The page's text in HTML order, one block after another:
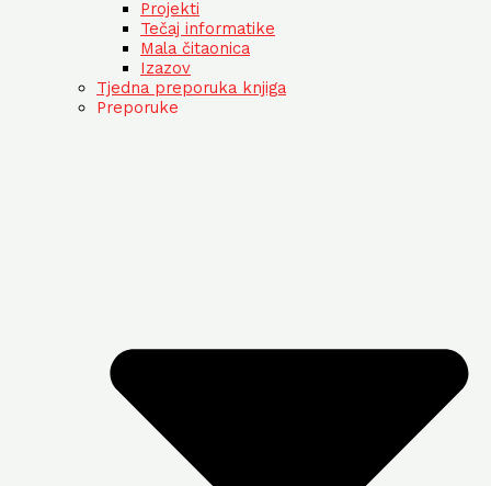
Projekti
Tečaj informatike
Mala čitaonica
Izazov
Tjedna preporuka knjiga
Preporuke